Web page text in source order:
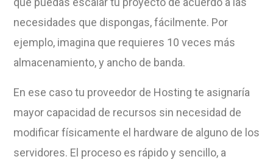
necesidades que dispongas, fácilmente. Por
ejemplo, imagina que requieres 10 veces más
almacenamiento, y ancho de banda.
En ese caso tu proveedor de Hosting te asignaría
mayor capacidad de recursos sin necesidad de
modificar físicamente el hardware de alguno de los
servidores. El proceso es rápido y sencillo, a